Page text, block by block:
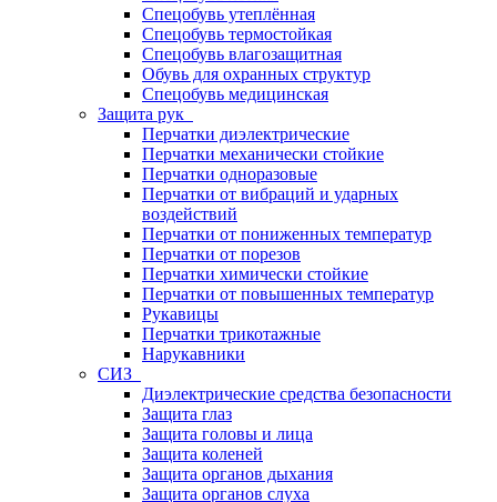
Спецобувь утеплённая
Спецобувь термостойкая
Спецобувь влагозащитная
Обувь для охранных структур
Спецобувь медицинская
Защита рук
Перчатки диэлектрические
Перчатки механически стойкие
Перчатки одноразовые
Перчатки от вибраций и ударных
воздействий
Перчатки от пониженных температур
Перчатки от порезов
Перчатки химически стойкие
Перчатки от повышенных температур
Рукавицы
Перчатки трикотажные
Нарукавники
СИЗ
Диэлектрические средства безопасности
Защита глаз
Защита головы и лица
Защита коленей
Защита органов дыхания
Защита органов слуха